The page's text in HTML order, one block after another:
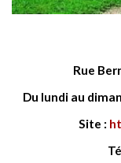
Rue
Du lundi au
Site :